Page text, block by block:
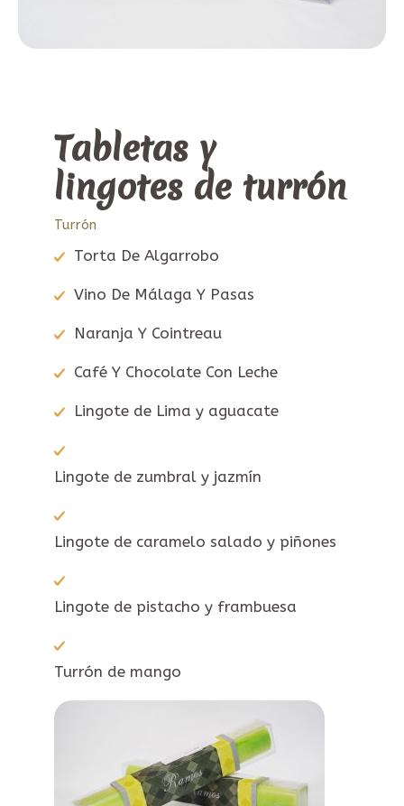
Tabletas y
lingotes de turrón
Turrón
Torta De Algarrobo
Vino De Málaga Y Pasas
Naranja Y Cointreau
Café Y Chocolate Con Leche
Lingote de Lima y aguacate
Lingote de zumbral y jazmín
Lingote de caramelo salado y piñones
Lingote de pistacho y frambuesa
Turrón de mango